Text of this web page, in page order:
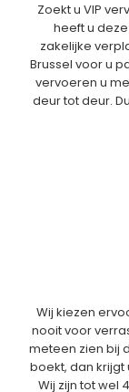
Zoekt u VIP
heeft u
zakelijke
Brussel voor u
vervoeren u
deur tot deur.
Wij kiezen
nooit voor
meteen zien bij
boekt, dan krijgt
Wij zijn tot wel